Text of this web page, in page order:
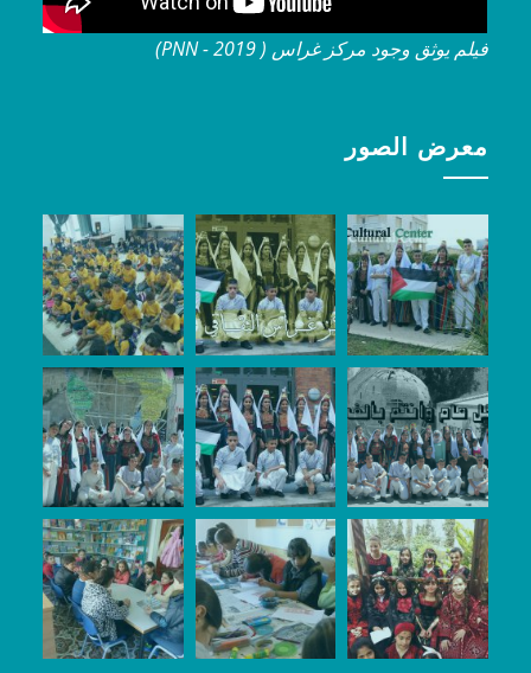
فيلم يوثق وجود مركز غراس ( 2019 - PNN)
معرض الصور